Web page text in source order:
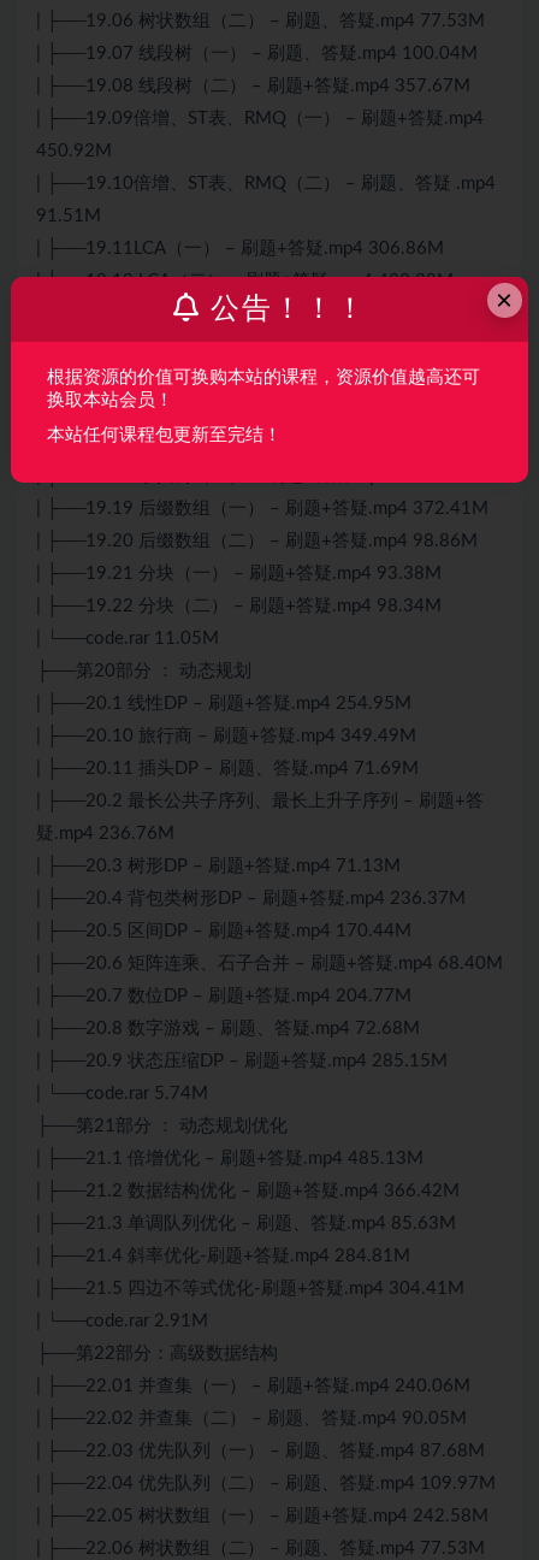
| ├──19.06 树状数组（二） – 刷题、答疑.mp4 77.53M
| ├──19.07 线段树（一） – 刷题、答疑.mp4 100.04M
| ├──19.08 线段树（二） – 刷题+答疑.mp4 357.67M
| ├──19.09倍增、ST表、RMQ（一） – 刷题+答疑.mp4
450.92M
| ├──19.10倍增、ST表、RMQ（二） – 刷题、答疑 .mp4
91.51M
| ├──19.11LCA（一） – 刷题+答疑.mp4 306.86M
| ├──19.12 LCA（二） – 刷题+答疑 .mp4 430.32M
| ├──19.13 Treap树（一） – 刷题、答疑.mp4 100.01M
| ├──19.14 Treap树（二） – 刷题+答疑.mp4 442.60M
| ├──19.15 树链剖分（一） – 刷题+答疑.mp4 462.93M
| ├──19.16 树链剖分（二） – 刷题+答疑.mp4 126.72M
| ├──19.17 字典树（一） – 刷题+答疑.mp4 361.94M
| ├──19.19 后缀数组（一） – 刷题+答疑.mp4 372.41M
| ├──19.20 后缀数组（二） – 刷题+答疑.mp4 98.86M
| ├──19.21 分块（一） – 刷题+答疑.mp4 93.38M
| ├──19.22 分块（二） – 刷题+答疑.mp4 98.34M
| └──code.rar 11.05M
├──第20部分 ： 动态规划
| ├──20.1 线性DP – 刷题+答疑.mp4 254.95M
| ├──20.10 旅行商 – 刷题+答疑.mp4 349.49M
| ├──20.11 插头DP – 刷题、答疑.mp4 71.69M
| ├──20.2 最长公共子序列、最长上升子序列 – 刷题+答
疑.mp4 236.76M
| ├──20.3 树形DP – 刷题+答疑.mp4 71.13M
| ├──20.4 背包类树形DP – 刷题+答疑.mp4 236.37M
| ├──20.5 区间DP – 刷题+答疑.mp4 170.44M
| ├──20.6 矩阵连乘、石子合并 – 刷题+答疑.mp4 68.40M
| ├──20.7 数位DP – 刷题+答疑.mp4 204.77M
| ├──20.8 数字游戏 – 刷题、答疑.mp4 72.68M
| ├──20.9 状态压缩DP – 刷题+答疑.mp4 285.15M
| └──code.rar 5.74M
├──第21部分 ： 动态规划优化
| ├──21.1 倍增优化 – 刷题+答疑.mp4 485.13M
| ├──21.2 数据结构优化 – 刷题+答疑.mp4 366.42M
| ├──21.3 单调队列优化 – 刷题、答疑.mp4 85.63M
| ├──21.4 斜率优化-刷题+答疑.mp4 284.81M
| ├──21.5 四边不等式优化-刷题+答疑.mp4 304.41M
| └──code.rar 2.91M
├──第22部分：高级数据结构
| ├──22.01 并查集（一） – 刷题+答疑.mp4 240.06M
| ├──22.02 并查集（二） – 刷题、答疑.mp4 90.05M
| ├──22.03 优先队列（一） – 刷题、答疑.mp4 87.68M
| ├──22.04 优先队列（二） – 刷题、答疑.mp4 109.97M
| ├──22.05 树状数组（一） – 刷题+答疑.mp4 242.58M
| ├──22.06 树状数组（二） – 刷题、答疑.mp4 77.53M
×
公告！！！
根据资源的价值可换购本站的课程，资源价值越高还可
换取本站会员！
本站任何课程包更新至完结！